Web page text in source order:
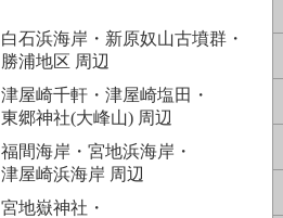
白石浜海岸・新原奴山古墳群・
勝浦地区 周辺
津屋崎千軒・津屋崎塩田・
東郷神社(大峰山) 周辺
福間海岸・宮地浜海岸・
津屋崎浜海岸 周辺
宮地嶽神社・